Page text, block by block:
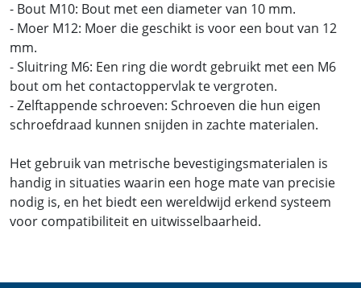
- Bout M10: Bout met een diameter van 10 mm.
- Moer M12: Moer die geschikt is voor een bout van 12
mm.
- Sluitring M6: Een ring die wordt gebruikt met een M6
bout om het contactoppervlak te vergroten.
- Zelftappende schroeven: Schroeven die hun eigen
schroefdraad kunnen snijden in zachte materialen.
Het gebruik van metrische bevestigingsmaterialen is
handig in situaties waarin een hoge mate van precisie
nodig is, en het biedt een wereldwijd erkend systeem
voor compatibiliteit en uitwisselbaarheid.